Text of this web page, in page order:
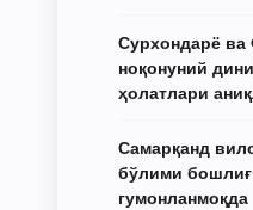
Сурхондарё ва
ноқонуний
ҳолатлари
Самарқанд
бўлими
гумонланмоқда